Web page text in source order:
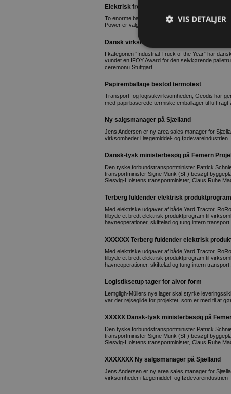
Elektrisk fremtid er på plads
To enorme batteripakker bliver hjertet i Molslinjens
Power er valgt til at bygge batterierne til verdens
Dansk virksomhed vinder IFOY Award
I kategorien ”Industrial Truck of the Year” har
vundet en IFOY Award for den selvkørende
ceremoni i Stuttgart
Papiremballage bestod termotest
Transport- og logistikvirksomheden, Geodis har
med papirbaserede termiske emballager til
Ny salgsmanager på Sjælland
Jens Andersen er ny area sales manager for
virksomheder i lægemiddel- og fødevareindustrien
Dansk-tysk ministerbesøg på Femern
Den tyske forbundstransportminister Patrick
transportminister Signe Munk (SF) besøgt
Slesvig-Holstens transportminister, Claus Ruhe
Terberg fuldender elektrisk produktprogram
Med elektriske udgaver af både Yard Tractor,
tilbyde et bredt elektrisk produktprogram til
havneoperationer, skiftelad og tung intern transport
XXXXXX Terberg fuldender elektrisk
Med elektriske udgaver af både Yard Tractor,
tilbyde et bredt elektrisk produktprogram til
havneoperationer, skiftelad og tung intern transport.
Logistiksetup tager for alvor form
Lemgiigh-Müllers nye lager skal styrke
var der rejsegilde for projektet, som er med til at
XXXXX Dansk-tysk ministerbesøg på
Den tyske forbundstransportminister Patrick
transportminister Signe Munk (SF) besøgt
Slesvig-Holstens transportminister, Claus Ruhe
XXXXXXX Ny salgsmanager på Sjælland
Jens Andersen er ny area sales manager for
virksomheder i lægemiddel- og fødevareindustrien
VIS DETALJER